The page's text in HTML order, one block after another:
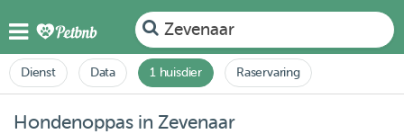
Zevenaar
Dienst Data 1 huisdier Raservaring
Hondenoppas in Zevenaar